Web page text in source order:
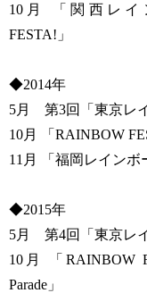
10月 「関西レイ
FESTA!」
◆2014年
5月 第3回「東京レ
10月 「RAINBOW
11月 「福岡レインボ
◆2015年
5月 第4回「東京レ
10月 「RAINBOW
Parade」